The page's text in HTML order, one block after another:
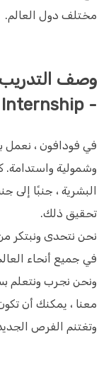
مختلف دول العالم.
وصف
- Vodafone Summer Internship
في فودافون ، نعمل
وشمولية واستدامة.
البشرية ، جنبًا إلى
تحقيق ذلك.
نحن نتحدى ونبتكر
في جميع أنحاء
ونحن نجرب ونتعلم
معنا ، يمكنك أن
وتغتنم الفرص